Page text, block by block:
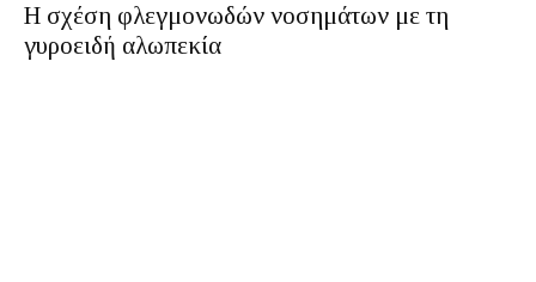
Η σχέση φλεγμονωδών νοσημάτων με τη
γυροειδή αλωπεκία